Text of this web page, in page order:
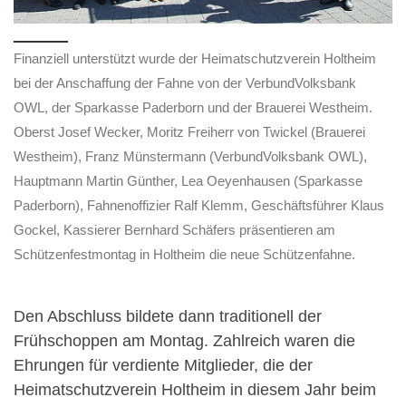
Finanziell unterstützt wurde der Heimatschutzverein Holtheim
bei der Anschaffung der Fahne von der VerbundVolksbank
OWL, der Sparkasse Paderborn und der Brauerei Westheim.
Oberst Josef Wecker, Moritz Freiherr von Twickel (Brauerei
Westheim), Franz Münstermann (VerbundVolksbank OWL),
Hauptmann Martin Günther, Lea Oeyenhausen (Sparkasse
Paderborn), Fahnenoffizier Ralf Klemm, Geschäftsführer Klaus
Gockel, Kassierer Bernhard Schäfers präsentieren am
Schützenfestmontag in Holtheim die neue Schützenfahne.
Den Abschluss bildete dann traditionell der
Frühschoppen am Montag. Zahlreich waren die
Ehrungen für verdiente Mitglieder, die der
Heimatschutzverein Holtheim in diesem Jahr beim